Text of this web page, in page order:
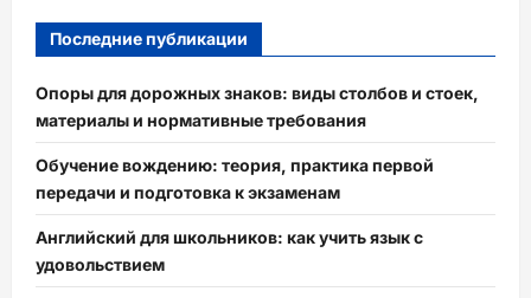
Последние публикации
Опоры для дорожных знаков: виды столбов и стоек,
материалы и нормативные требования
Обучение вождению: теория, практика первой
передачи и подготовка к экзаменам
Английский для школьников: как учить язык с
удовольствием